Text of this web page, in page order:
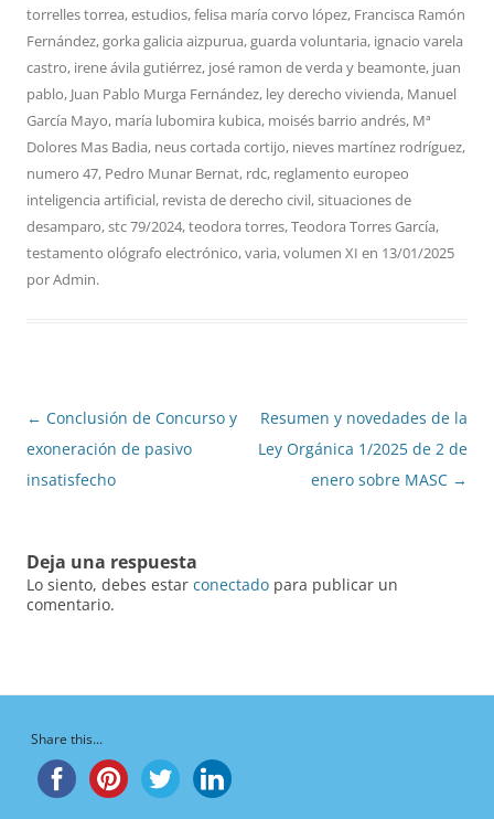
torrelles torrea,estudios,felisa maría corvo lópez, Francisca Ramón
Fernández,gorka galicia aizpurua,guarda voluntaria, ignacio varela
castro, irene ávila gutiérrez, josé ramon de verda y beamonte, juan
pablo, Juan Pablo Murga Fernández, ley derecho vivienda, Manuel
García Mayo, maría lubomira kubica, moisés barrio andrés, Mª
Dolores Mas Badia, neus cortada cortijo, nieves martínez rodríguez,
numero 47, Pedro Munar Bernat, rdc, reglamento europeo
inteligencia artificial, revista de derecho civil,situaciones de
desamparo,stc 79/2024,teodora torres,Teodora Torres García,
testamento ológrafo electrónico,varia,volumen XI en 13/01/2025
porAdmin.
Navegación
de
entradas
← Conclusión de Concurso y
exoneración de pasivo
insatisfecho
Resumen y novedades de la
Ley Orgánica 1/2025 de 2 de
enero sobre MASC →
Deja una respuesta
Lo siento, debes estar conectado para publicar un
comentario.
Share this...